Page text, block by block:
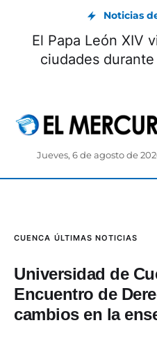
Noticias
El Papa León
ciudades
Jueves, 6 de agosto de
CUENCA ÚLTIMAS NOTICIAS
Universidad de
Encuentro de
cambios en la